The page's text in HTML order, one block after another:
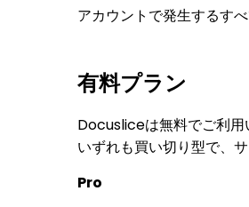
アカウントで発生するす
有料プラン
Docusliceは無料でご利用
いずれも買い切り型で、
Pro